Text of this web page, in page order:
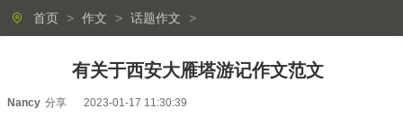
首页 > 作文 > 话题作文 >
有关于西安大雁塔游记作文范文
Nancy 分享 2023-01-17 11:30:39